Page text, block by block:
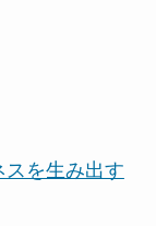
スを生み出す